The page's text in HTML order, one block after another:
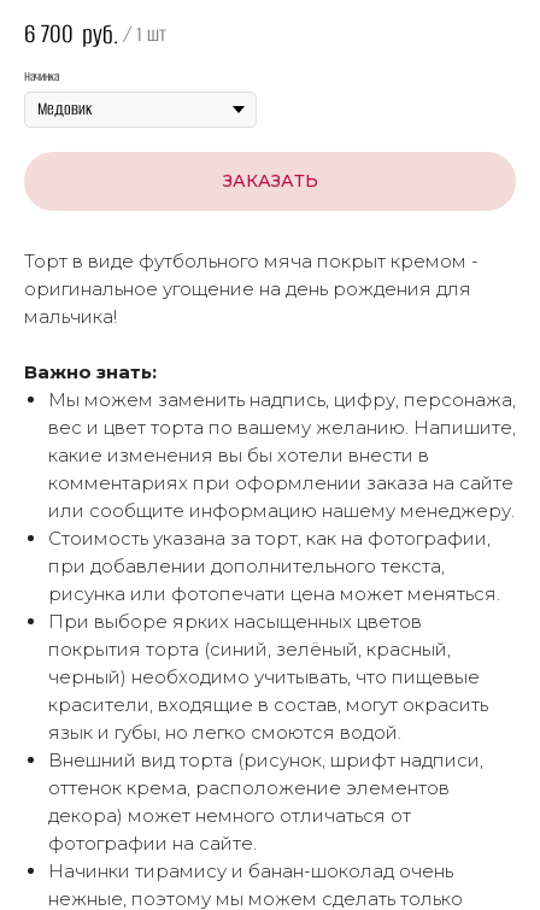
6 700 руб. /1 шт
Начинка
ЗАКАЗАТЬ
Торт в виде футбольного мяча покрыт кремом -
оригинальное угощение на день рождения для
мальчика!
Важно знать:
Мы можем заменить надпись, цифру, персонажа,
вес и цвет торта по вашему желанию. Напишите,
какие изменения вы бы хотели внести в
комментариях при оформлении заказа на сайте
или сообщите информацию нашему менеджеру.
Стоимость указана за торт, как на фотографии,
при добавлении дополнительного текста,
рисунка или фотопечати цена может меняться.
При выборе ярких насыщенных цветов
покрытия торта (синий, зелёный, красный,
черный) необходимо учитывать, что пищевые
красители, входящие в состав, могут окрасить
язык и губы, но легко смоются водой.
Внешний вид торта (рисунок, шрифт надписи,
оттенок крема, расположение элементов
декора) может немного отличаться от
фотографии на сайте.
Начинки тирамису и банан-шоколад очень
нежные, поэтому мы можем сделать только